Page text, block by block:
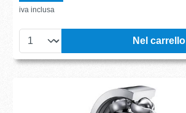
iva inclusa
Nel carrello